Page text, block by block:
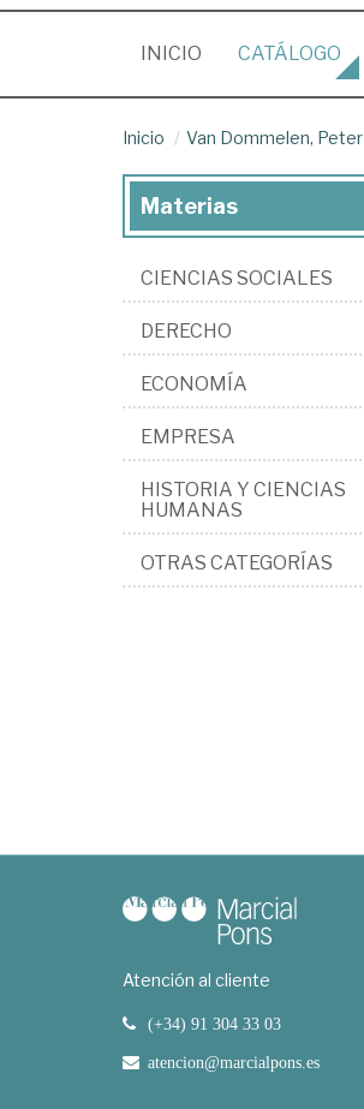
INICIO (CURRENT)
CATÁLOGO
Inicio Van Dommelen, Peter
Materias
CIENCIAS SOCIALES
DERECHO
ECONOMÍA
EMPRESA
HISTORIA Y CIENCIAS
HUMANAS
OTRAS CATEGORÍAS
Atención al cliente
(+34) 91 304 33 03
atencion@marcialpons.es